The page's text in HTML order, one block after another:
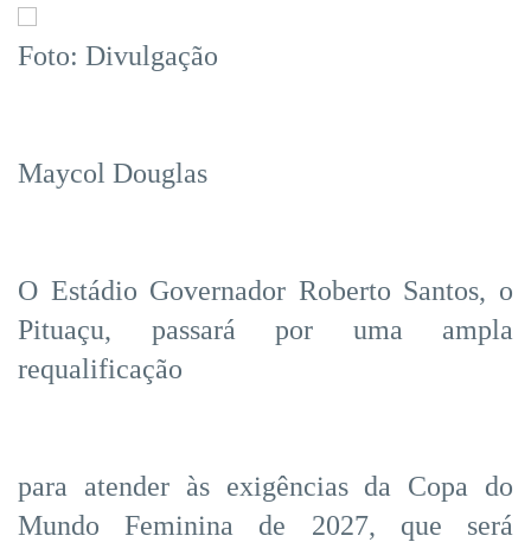
Foto: Divulgação
Maycol Douglas
O Estádio Governador Roberto Santos, o
Pituaçu, passará por uma ampla
requalificação
para atender às exigências da Copa do
Mundo Feminina de 2027, que será